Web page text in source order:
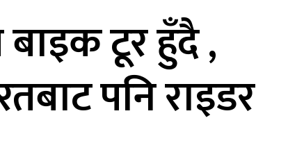
बाइक टूर हुँदै ,
पनि राइडर